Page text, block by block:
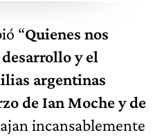
“Quienes nos
y el
argentinas
de Ian Moche y de
incansablemente